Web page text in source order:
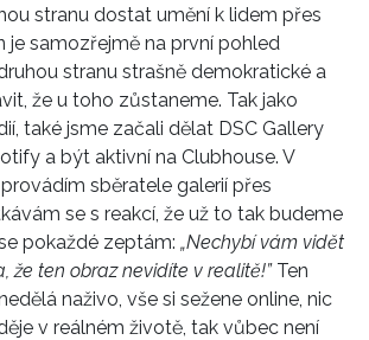
stranu dostat umění k lidem přes
je samozřejmě na první pohled
stranu strašně demokratické a
že u toho zůstaneme. Tak jako
také jsme začali dělat DSC Gallery
a být aktivní na Clubhouse. V
sběratele galerií přes
se s reakcí, že už to tak budeme
pokaždé zeptám: „Nechybí vám vidět
že ten obraz nevidíte v realitě!”Ten
naživo, vše si sežene online, nic
v reálném životě, tak vůbec není